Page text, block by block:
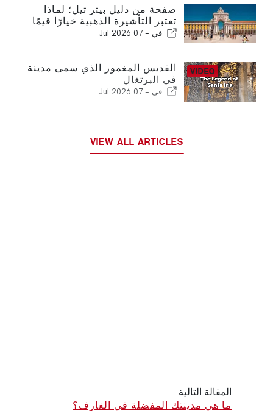
صفحة من دليل بيتر تيل؛ لماذا
تعتبر التأشيرة الذهبية خيارًا قيمًا
في - 07 Jul 2026
القديس المغمور الذي سمى مدينة
في البرتغال
في - 07 Jul 2026
VIEW ALL ARTICLES
المقالة التالية
ما هي مدينتك المفضلة في الغارف؟